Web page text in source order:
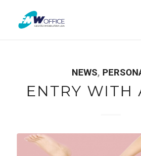
NEWS,
ENTRY WITH